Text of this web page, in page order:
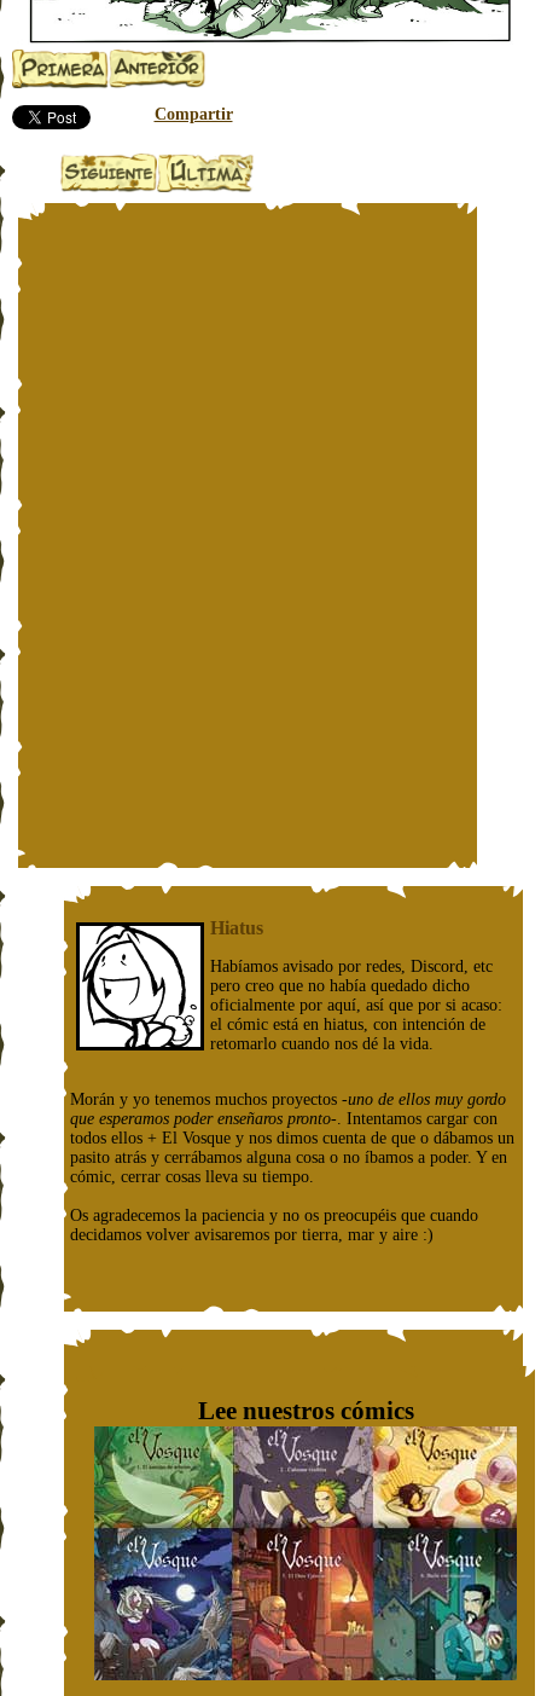
Compartir
Hiatus
Habíamos avisado por redes, Discord, etc
pero creo que no había quedado dicho
oficialmente por aquí, así que por si acaso:
el cómic está en hiatus, con intención de
retomarlo cuando nos dé la vida.
Morán y yo tenemos muchos proyectos -uno de ellos muy gordo
que esperamos poder enseñaros pronto-. Intentamos cargar con
todos ellos + El Vosque y nos dimos cuenta de que o dábamos un
pasito atrás y cerrábamos alguna cosa o no íbamos a poder. Y en
cómic, cerrar cosas lleva su tiempo.
Os agradecemos la paciencia y no os preocupéis que cuando
decidamos volver avisaremos por tierra, mar y aire :)
Lee nuestros cómics